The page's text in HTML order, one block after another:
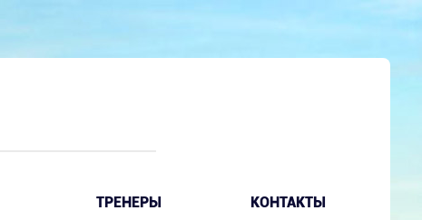
ТРЕНЕРЫ КОНТАКТЫ